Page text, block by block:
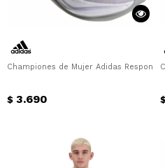
Championes de Mujer Adidas
$ 3.690